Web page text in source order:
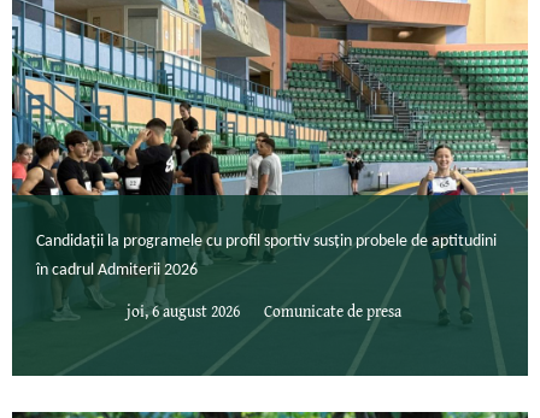
Candidații la programele cu profil sportiv susțin probele de aptitudini
în cadrul Admiterii 2026
joi, 6 august 2026 Comunicate de presa